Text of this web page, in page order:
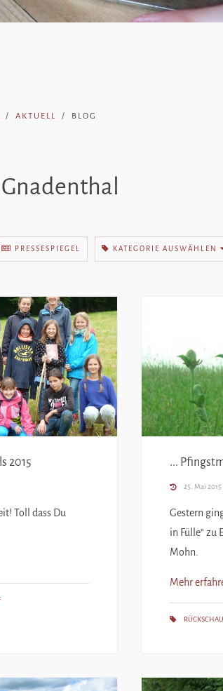
AKTUELL BLOG
PRESSESPIEGEL KATEGORIE AUSWÄHLEN
2015
Toll dass Du
...
25. Mai 2015
Gestern
in Fülle“ zu
Mohn.
Mehr
RÜCKSCHAU